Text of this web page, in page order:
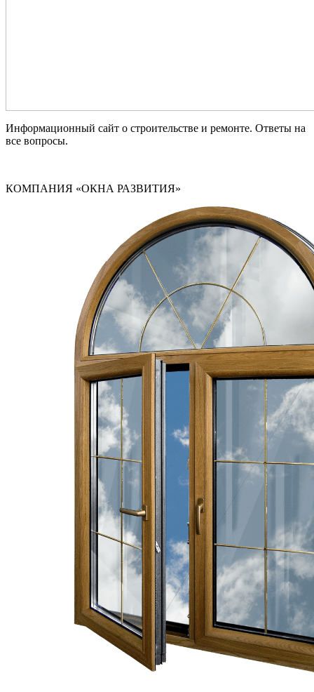
Информационный сайт о строительстве и ремонте. Ответы на
все вопросы.
КОМПАНИЯ «ОКНА РАЗВИТИЯ»